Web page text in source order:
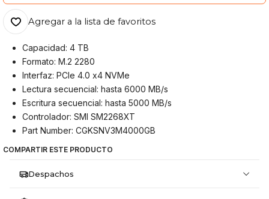
Agregar a la lista de favoritos
Capacidad: 4 TB
Formato: M.2 2280
Interfaz: PCIe 4.0 x4 NVMe
Lectura secuencial: hasta 6000 MB/s
Escritura secuencial: hasta 5000 MB/s
Controlador: SMI SM2268XT
Part Number: CGKSNV3M4000GB
COMPARTIR ESTE PRODUCTO
Despachos